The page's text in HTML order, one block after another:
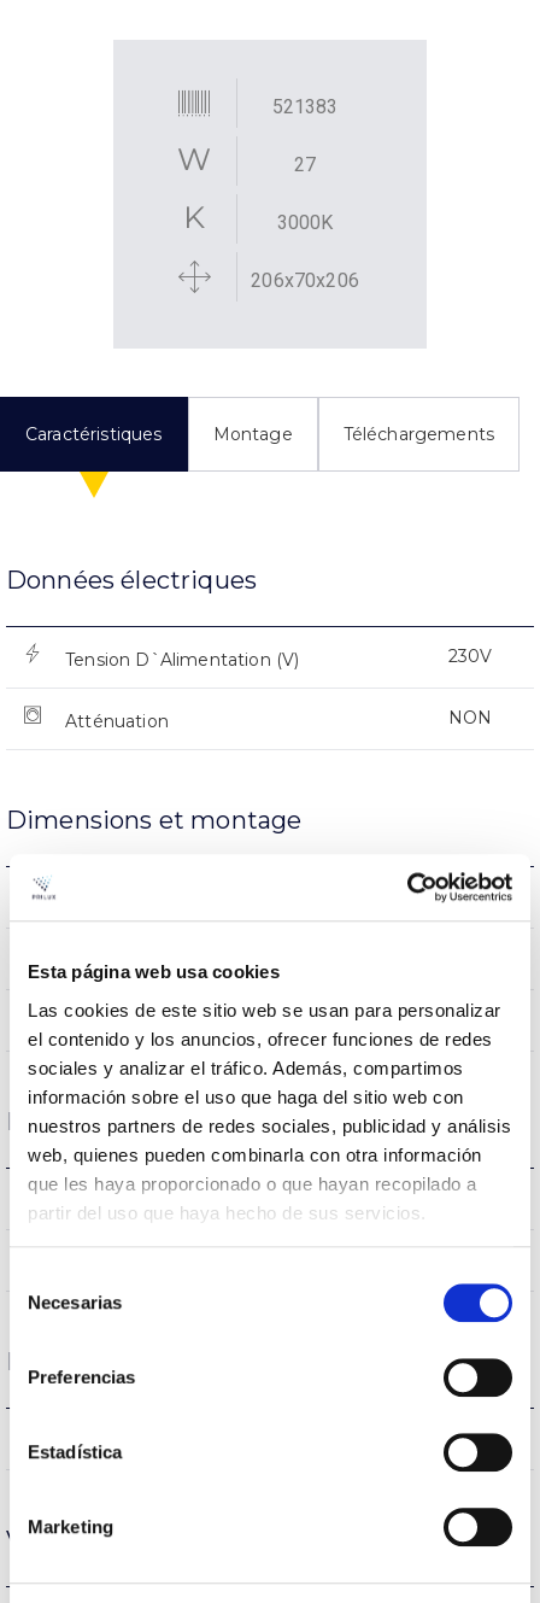
Esta página web usa cookies
Las cookies de este sitio web se usan para personalizar
el contenido y los anuncios, ofrecer funciones de redes
sociales y analizar el tráfico. Además, compartimos
información sobre el uso que haga del sitio web con
nuestros partners de redes sociales, publicidad y análisis
web, quienes pueden combinarla con otra información
que les haya proporcionado o que hayan recopilado a
partir del uso que haya hecho de sus servicios.
Necesarias
Preferencias
Estadística
Marketing
521383
27
3000K
206x70x206
Caractéristiques Montage Téléchargements
Données électriques
Tension D`Alimentation (V) 230V
Atténuation NON
Dimensions et montage
Dimensions
Empalmable NON
Données optiques
Température de coleur 3000K
Logement et finition
Indice d’étanchéité IP IP64
Vie